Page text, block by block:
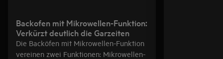
Backofen mit Mikrowellen-Funktion:
Verkürzt deutlich die Garzeiten
Die Backöfen mit Mikrowellen-Funktion
vereinen zwei Funktionen: Mikrowellen-